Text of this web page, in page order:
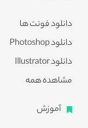
دانلود فونت ها
دانلود Photoshop
دانلود Illustrator
مشاهده همه
آموزش